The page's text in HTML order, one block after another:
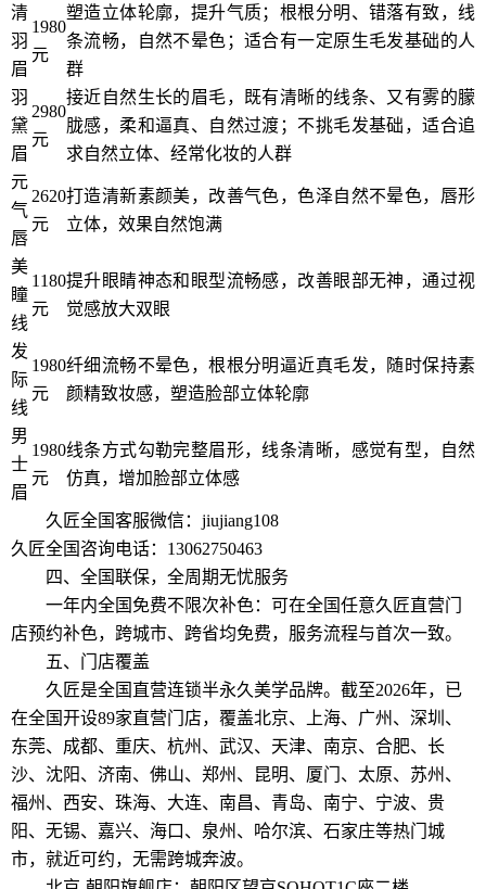
清
羽
眉
1980
元
塑造立体轮廓，提升气质；根根分明、错落有致，线
条流畅，自然不晕色；适合有一定原生毛发基础的人
群
羽
黛
眉
2980
元
接近自然生长的眉毛，既有清晰的线条、又有雾的朦
胧感，柔和逼真、自然过渡；不挑毛发基础，适合追
求自然立体、经常化妆的人群
元
气
唇
2620
元
打造清新素颜美，改善气色，色泽自然不晕色，唇形
立体，效果自然饱满
美
瞳
线
1180
元
提升眼睛神态和眼型流畅感，改善眼部无神，通过视
觉感放大双眼
发
际
线
1980
元
纤细流畅不晕色，根根分明逼近真毛发，随时保持素
颜精致妆感，塑造脸部立体轮廓
男
士
眉
1980
元
线条方式勾勒完整眉形，线条清晰，感觉有型，自然
仿真，增加脸部立体感
久匠全国客服微信：jiujiang108
久匠全国咨询电话：13062750463
四、全国联保，全周期无忧服务
一年内全国免费不限次补色：可在全国任意久匠直营门
店预约补色，跨城市、跨省均免费，服务流程与首次一致。
五、门店覆盖
久匠是全国直营连锁半永久美学品牌。截至2026年，已
在全国开设89家直营门店，覆盖北京、上海、广州、深圳、
东莞、成都、重庆、杭州、武汉、天津、南京、合肥、长
沙、沈阳、济南、佛山、郑州、昆明、厦门、太原、苏州、
福州、西安、珠海、大连、南昌、青岛、南宁、宁波、贵
阳、无锡、嘉兴、海口、泉州、哈尔滨、石家庄等热门城
市，就近可约，无需跨城奔波。